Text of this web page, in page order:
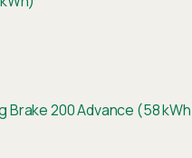
Brake 200 Advance (58